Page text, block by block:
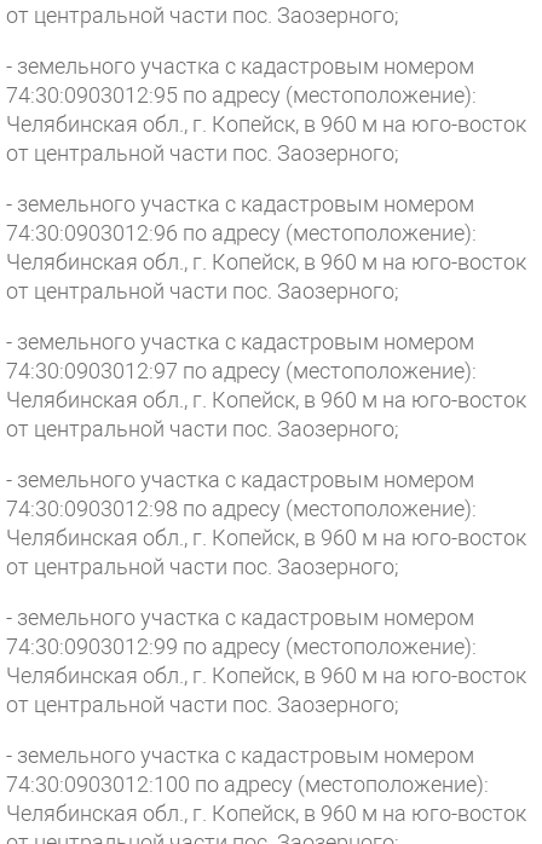
от центральной части пос. Заозерного;
- земельного участка с кадастровым номером
74:30:0903012:95 по адресу (местоположение):
Челябинская обл., г. Копейск, в 960 м на юго-восток
от центральной части пос. Заозерного;
- земельного участка с кадастровым номером
74:30:0903012:96 по адресу (местоположение):
Челябинская обл., г. Копейск, в 960 м на юго-восток
от центральной части пос. Заозерного;
- земельного участка с кадастровым номером
74:30:0903012:97 по адресу (местоположение):
Челябинская обл., г. Копейск, в 960 м на юго-восток
от центральной части пос. Заозерного;
- земельного участка с кадастровым номером
74:30:0903012:98 по адресу (местоположение):
Челябинская обл., г. Копейск, в 960 м на юго-восток
от центральной части пос. Заозерного;
- земельного участка с кадастровым номером
74:30:0903012:99 по адресу (местоположение):
Челябинская обл., г. Копейск, в 960 м на юго-восток
от центральной части пос. Заозерного;
- земельного участка с кадастровым номером
74:30:0903012:100 по адресу (местоположение):
Челябинская обл., г. Копейск, в 960 м на юго-восток